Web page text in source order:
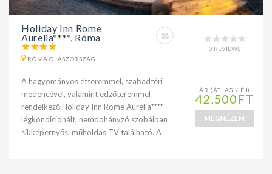
Holiday Inn Rome
Aurelia****, Róma
RÓMA OLASZORSZÁG
0 REVIEWS
A hagyományos étteremmel, szabadtéri
medencével, valamint edzőteremmel
rendelkező Holiday Inn Rome Aurelia****
légkondicionált, nemdohányzó szobáiban
síkképernyős, műholdas TV található. A
ÁR (ÁTLAG / ÉJ)
42,500FT
MEGNÉZEM